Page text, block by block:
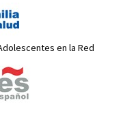
en la Red